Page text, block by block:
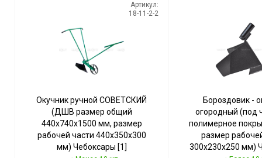
Артикул:
18-11-2-2
Окучник ручной СОВЕТСКИЙ
(ДШВ размер общий
440х740х1500 мм, размер
рабочей части 440х350х300
мм) Чебоксары [1]
Бороздовик -
огородный (под
полимерное
размер
300х230х250 мм)